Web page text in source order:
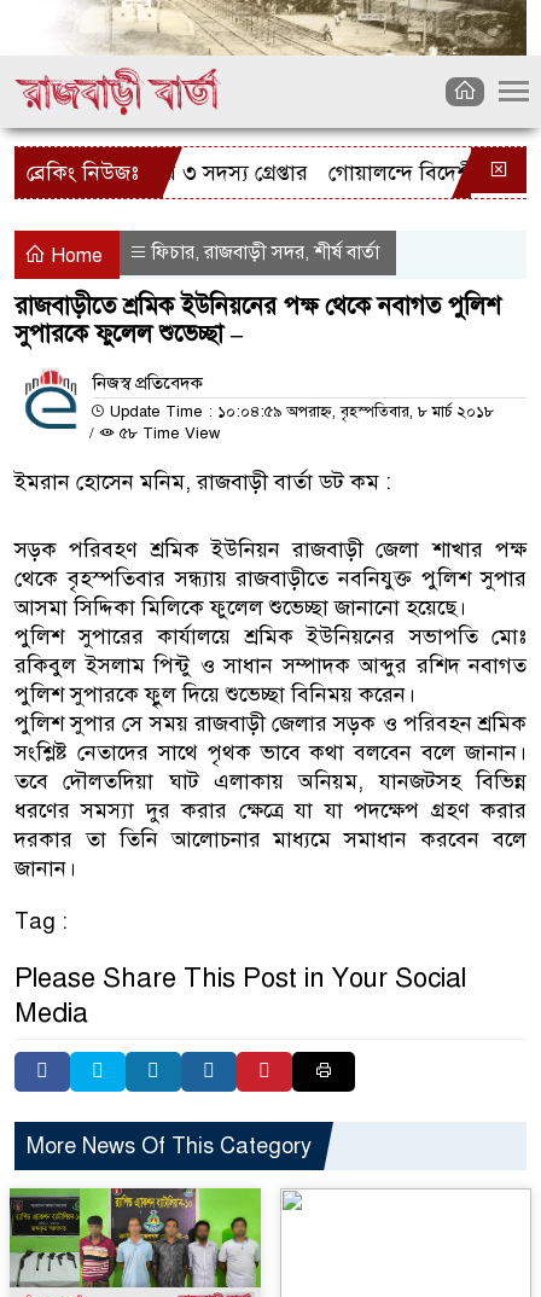
ব্রেকিং নিউজঃ
চোর চক্রের ৩ সদস্য গ্রেপ্তার গোয়ালন্দে বিদেশী
Home ফিচার,রাজবাড়ী সদর,শীর্ষ বার্তা
রাজবাড়ীতে শ্রমিক ইউনিয়নের পক্ষ থেকে নবাগত পুলিশ
সুপারকে ফুলেল শুভেচ্ছা –
নিজস্ব প্রতিবেদক
Update Time : ১০:০৪:৫৯ অপরাহ্ন, বৃহস্পতিবার, ৮ মার্চ ২০১৮
/
৫৮ Time View
ইমরান হোসেন মনিম, রাজবাড়ী বার্তা ডট কম :
সড়ক পরিবহণ শ্রমিক ইউনিয়ন রাজবাড়ী জেলা শাখার পক্ষ
থেকে বৃহস্পতিবার সন্ধ্যায় রাজবাড়ীতে নবনিযুক্ত পুলিশ সুপার
আসমা সিদ্দিকা মিলিকে ফুলেল শুভেচ্ছা জানানো হয়েছে।
পুলিশ সুপারের কার্যালয়ে শ্রমিক ইউনিয়নের সভাপতি মোঃ
রকিবুল ইসলাম পিন্টু ও সাধান সম্পাদক আব্দুর রশিদ নবাগত
পুলিশ সুপারকে ফুৃল দিয়ে শুভেচ্ছা বিনিময় করেন।
পুলিশ সুপার সে সময় রাজবাড়ী জেলার সড়ক ও পরিবহন শ্রমিক
সংশ্লিষ্ট নেতাদের সাথে পৃথক ভাবে কথা বলবেন বলে জানান।
তবে দৌলতদিয়া ঘাট এলাকায় অনিয়ম, যানজটসহ বিভিন্ন
ধরণের সমস্যা দুর করার ক্ষেত্রে যা যা পদক্ষেপ গ্রহণ করার
দরকার তা তিনি আলোচনার মাধ্যমে সমাধান করবেন বলে
জানান।
Tag :
Please Share This Post in Your Social
Media
More News Of This Category